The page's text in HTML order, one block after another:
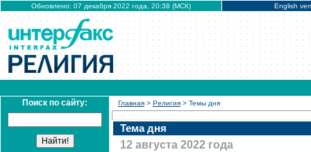
Обновлено: 07 декабря 2022 года, 20:38 (МСК) English
Поиск по сайту: Главная > Религия > Темы дня
Тема дня
12 августа 2022 года